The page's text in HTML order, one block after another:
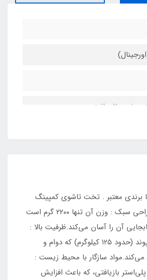
برندی معتبر . تخت تاشوی کمپینگ
انفرادی کیجارو. طراحی سبک : وزن آن تنها ۲۲۰۰ گرم است
آن را آسان می‌کند.ظرفیت بالا :
تحمل وزن تا ۲۵۰ پوند (حدود ۱۲۵ کیلوگرم) که دوام و
سازگار با محیط زیست :
شده از ۱۰۰٪ پلی‌استر بازیافتی، که باعث افزایش